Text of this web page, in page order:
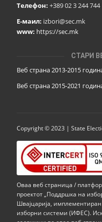
Телефон: +389 02 3 244 744
Е-маил: izbori@sec.mk
www: https://sec.mk
СТАРИ
Веб страна 2013-2015
Веб страна 2015-2021
Copyright © 2023 | State
Оваа веб страница /
проектот „Поддршка на
Швајцарија,
изборни системи (ИФЕС).